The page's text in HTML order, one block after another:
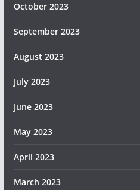
October 2023
September 2023
August 2023
July 2023
June 2023
May 2023
April 2023
March 2023